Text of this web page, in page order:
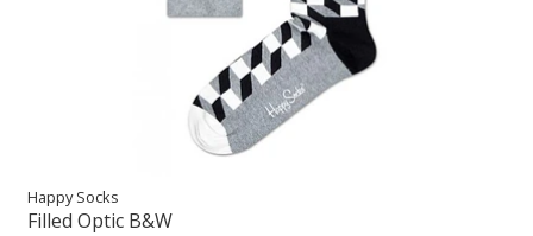
Happy Socks
Filled Optic B&W